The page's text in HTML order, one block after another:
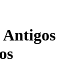
Antigos